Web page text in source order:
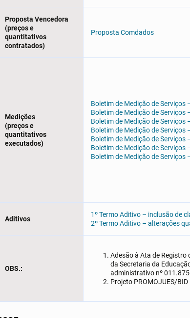
Proposta Vencedora
(preços e
quantitativos
contratados)
Proposta Comdados
Medições
(preços e
quantitativos
executados)
Boletim de Medição de Serviços
Boletim de Medição de Serviços
Boletim de Medição de Serviços
Boletim de Medição de Serviços
Boletim de Medição de Serviços
Boletim de Medição de Serviços
Boletim de Medição de Serviços
Aditivos
1º Termo Aditivo – inclusão de
2º Termo Aditivo – alterações
OBS.:
Adesão à Ata de Registro
da Secretaria da
administrativo nº
Projeto PROMOJUES/BID